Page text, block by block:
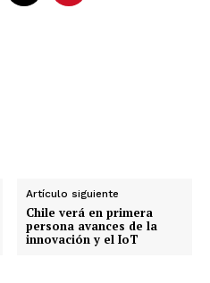
Artículo siguiente
Chile verá en primera
persona avances de la
innovación y el IoT